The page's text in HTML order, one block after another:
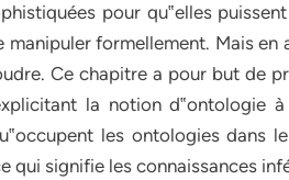
pour qu‟elles
manipuler formellement. Mais
Ce chapitre a pour but de
la notion d‟ontologie
les ontologies dans
qui signifie les connaissances